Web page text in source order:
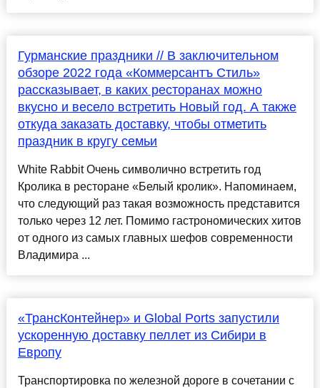
Гурманские праздники // В заключительном
обзоре 2022 года «Коммерсантъ Стиль»
рассказывает, в каких ресторанах можно
вкусно и весело встретить Новый год. А также
откуда заказать доставку, чтобы отметить
праздник в кругу семьи
White Rabbit Очень символично встретить год
Кролика в ресторане «Белый кролик». Напоминаем,
что следующий раз такая возможность представится
только через 12 лет. Помимо гастрономических хитов
от одного из самых главных шефов современности
Владимира ...
«ТрансКонтейнер» и Global Ports запустили
ускоренную доставку пеллет из Сибири в
Европу
Транспортировка по железной дороге в сочетании с